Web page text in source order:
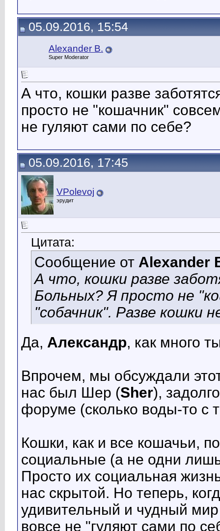
05.09.2016, 15:54
Alexander B.
Super Moderator
А что, кошки разве
просто не "кошачник"
не гуляют сами по себе?
05.09.2016, 17:45
VPolevoj
эрудит
Цитата:
Сообщение от Alexander
А что, кошки разве
Больных? Я просто не
"собачник". Разве кошки
Да, Александр, как много
Впрочем, мы обсуждали
нас был Шер (Sher),
форуме (сколько воды-то с
Кошки, как и все кошачьи,
социальные (а не одни
Просто их социальная
нас скрытой. Но теперь,
удивительный и чудный
вовсе не "гуляют сами по